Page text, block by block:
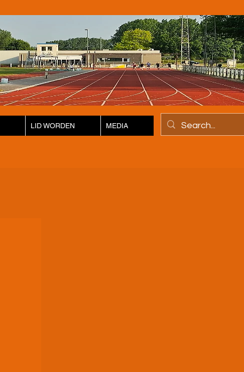
LID WORDEN MEDIA